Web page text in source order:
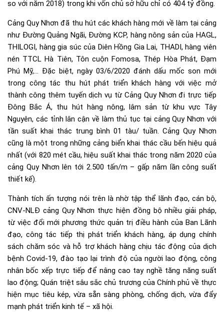
so với năm 2018) trong khi vốn chủ sở hữu chỉ có 404 tỷ đồng.
Cảng Quy Nhơn đã thu hút các khách hàng mới về làm tại cảng
như Đường Quảng Ngãi, Đường KCP, hàng nông sản của HAGL,
THILOGI, hàng gia súc của Diên Hồng Gia Lai, THADI, hàng viên
nén TTCL Hà Tiên, Tôn cuộn Fomosa, Thép Hòa Phát, Đạm
Phú Mỹ,… Đặc biệt, ngày 03/6/2020 đánh dấu mốc son mới
trong công tác thu hút phát triển khách hàng với việc mở
thành công thêm tuyến dịch vụ từ Cảng Quy Nhơn đi trực tiếp
Đông Bắc Á, thu hút hàng nông, lâm sản từ khu vực Tây
Nguyên, các tỉnh lân cận về làm thủ tục tại cảng Quy Nhơn với
tần suất khai thác trung bình 01 tàu/ tuần. Cảng Quy Nhơn
cũng là một trong những cảng biển khai thác cầu bến hiệu quả
nhất (với 820 mét cầu, hiệu suất khai thác trong năm 2020 của
cảng Quy Nhơn lên tới 2.500 tấn/m – gấp năm lần công suất
thiết kế).
Thành tích ấn tượng nói trên là nhờ tập thể lãnh đạo, cán bộ,
CNV-NLĐ cảng Quy Nhơn thực hiện đồng bộ nhiều giải pháp,
từ việc đổi mới phương thức quản trị điều hành của Ban Lãnh
đạo, công tác tiếp thị phát triển khách hàng, áp dụng chính
sách chăm sóc và hỗ trợ khách hàng chịu tác động của dịch
bệnh Covid-19, đào tạo lại trình độ của người lao động, công
nhân bốc xếp trực tiếp để nâng cao tay nghề tăng năng suất
lao động; Quán triệt sâu sắc chủ trương của Chính phủ về thực
hiện mục tiêu kép, vừa sẵn sàng phòng, chống dịch, vừa đẩy
mạnh phát triển kinh tế – xã hội.